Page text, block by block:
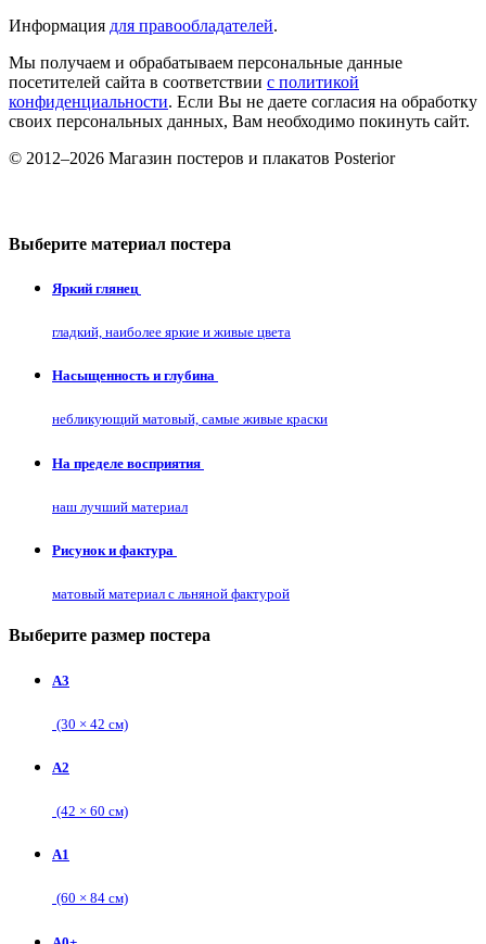
Информация для правообладателей.
Мы получаем и обрабатываем персональные данные
посетителей сайта в соответствии с политикой
конфиденциальности. Если Вы не даете согласия на обработку
своих персональных данных, Вам необходимо покинуть сайт.
© 2012–2026 Магазин постеров и плакатов Posterior
Выберите материал постера
Яркий глянец
гладкий, наиболее яркие и живые цвета
Насыщенность и глубина
небликующий матовый, самые живые краски
На пределе восприятия
наш лучший материал
Рисунок и фактура
матовый материал с льняной фактурой
Выберите размер постера
А3
(30 × 42 см)
А2
(42 × 60 см)
А1
(60 × 84 см)